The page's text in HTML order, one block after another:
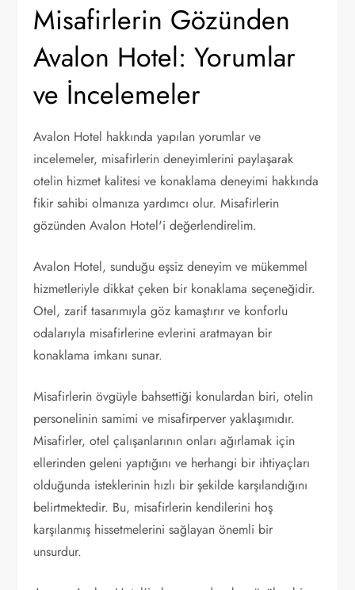
Misafirlerin Gözünden
Avalon Hotel: Yorumlar
ve İncelemeler
Avalon Hotel hakkında yapılan yorumlar ve
incelemeler, misafirlerin deneyimlerini paylaşarak
otelin hizmet kalitesi ve konaklama deneyimi hakkında
fikir sahibi olmanıza yardımcı olur. Misafirlerin
gözünden Avalon Hotel'i değerlendirelim.
Avalon Hotel, sunduğu eşsiz deneyim ve mükemmel
hizmetleriyle dikkat çeken bir konaklama seçeneğidir.
Otel, zarif tasarımıyla göz kamaştırır ve konforlu
odalarıyla misafirlerine evlerini aratmayan bir
konaklama imkanı sunar.
Misafirlerin övgüyle bahsettiği konulardan biri, otelin
personelinin samimi ve misafirperver yaklaşımıdır.
Misafirler, otel çalışanlarının onları ağırlamak için
ellerinden geleni yaptığını ve herhangi bir ihtiyaçları
olduğunda isteklerinin hızlı bir şekilde karşılandığını
belirtmektedir. Bu, misafirlerin kendilerini hoş
karşılanmış hissetmelerini sağlayan önemli bir
unsurdur.